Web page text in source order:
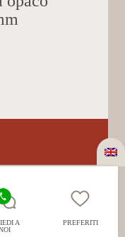
A
PREFERITI